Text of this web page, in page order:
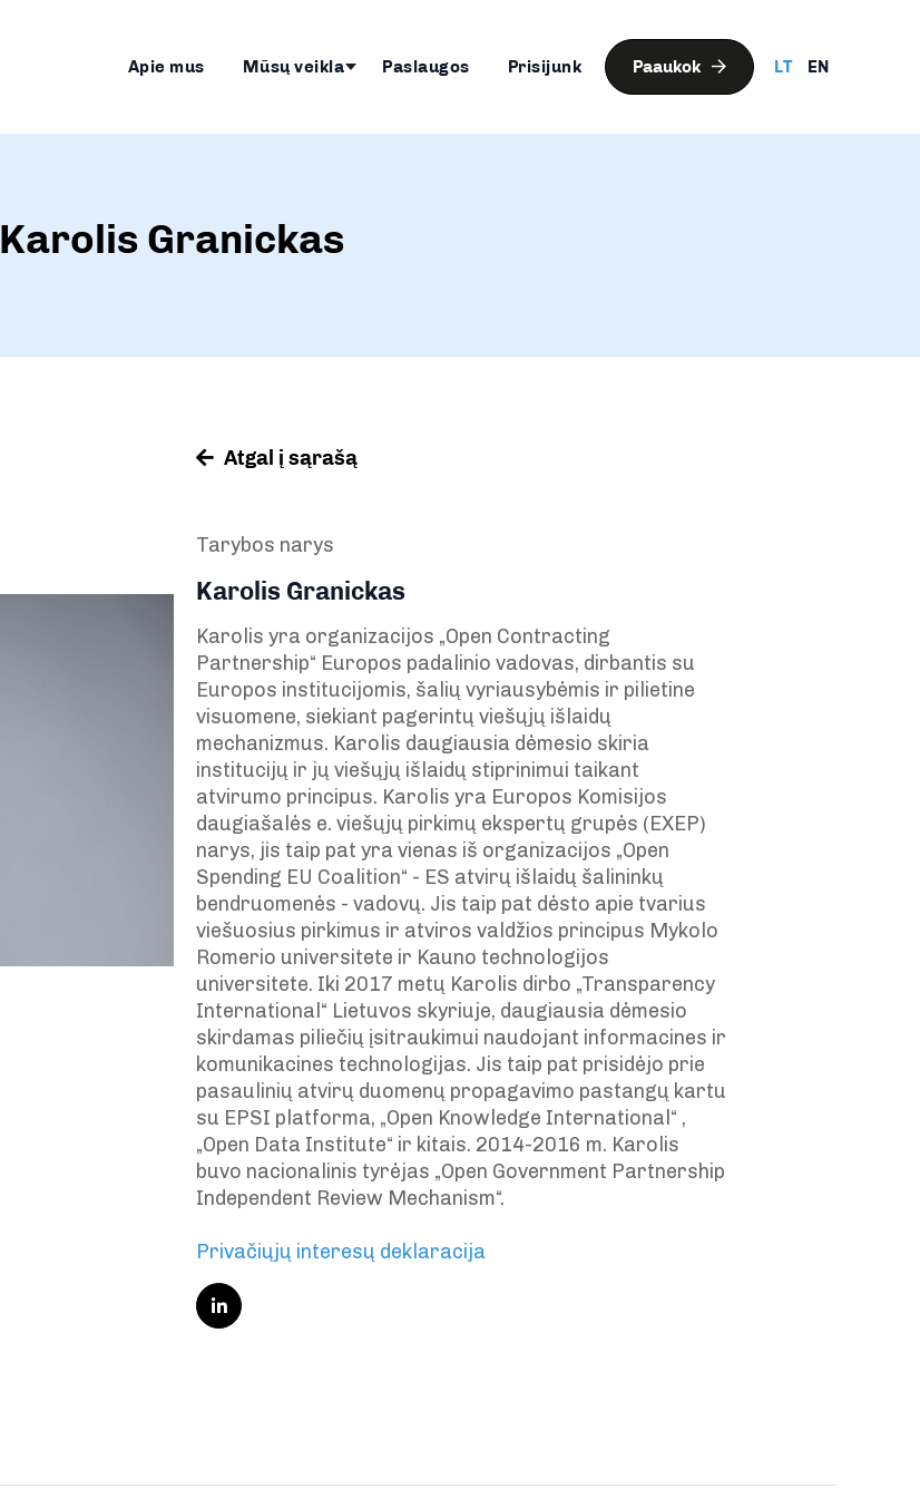
Apie mus Mūsų veikla Paslaugos Prisijunk Paaukok LT EN
Karolis Granickas
Atgal į sąrašą
Tarybos narys
Karolis Granickas
Karolis yra organizacijos „Open Contracting
Partnership“ Europos padalinio vadovas, dirbantis su
Europos institucijomis, šalių vyriausybėmis ir pilietine
visuomene, siekiant pagerintų viešųjų išlaidų
mechanizmus. Karolis daugiausia dėmesio skiria
institucijų ir jų viešųjų išlaidų stiprinimui taikant
atvirumo principus. Karolis yra Europos Komisijos
daugiašalės e. viešųjų pirkimų ekspertų grupės (EXEP)
narys, jis taip pat yra vienas iš organizacijos „Open
Spending EU Coalition“ - ES atvirų išlaidų šalininkų
bendruomenės - vadovų. Jis taip pat dėsto apie tvarius
viešuosius pirkimus ir atviros valdžios principus Mykolo
Romerio universitete ir Kauno technologijos
universitete. Iki 2017 metų Karolis dirbo „Transparency
International“ Lietuvos skyriuje, daugiausia dėmesio
skirdamas piliečių įsitraukimui naudojant informacines ir
komunikacines technologijas. Jis taip pat prisidėjo prie
pasaulinių atvirų duomenų propagavimo pastangų kartu
su EPSI platforma, „Open Knowledge International“ ,
„Open Data Institute“ ir kitais. 2014-2016 m. Karolis
buvo nacionalinis tyrėjas „Open Government Partnership
Independent Review Mechanism“.
Privačiųjų interesų deklaracija